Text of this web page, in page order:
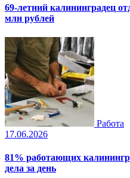
69-летний калининградец
млн рублей
Работа
17.06.2026
81% работающих
дела за день